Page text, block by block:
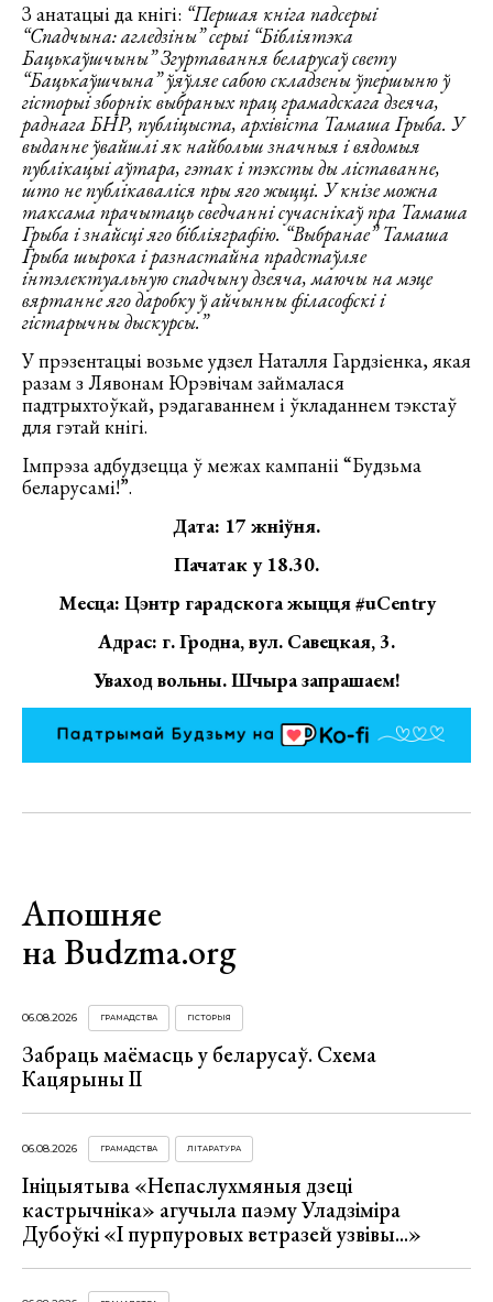
З анатацыі да кнігі: “Першая кніга падсерыі
“Спадчына: агледзіны” серыі “Бібліятэка
Бацькаўшчыны” Згуртавання беларусаў свету
“Бацькаўшчына” ўяўляе сабою складзены ўпершыню ў
гісторыі зборнік выбраных прац грамадскага дзеяча,
раднага БНР, публіцыста, архівіста Тамаша Грыба. У
выданне ўвайшлі як найбольш значныя і вядомыя
публікацыі аўтара, гэтак і тэксты ды ліставанне,
што не публікаваліся пры яго жыцці. У кнізе можна
таксама прачытаць сведчанні сучаснікаў пра Тамаша
Грыба і знайсці яго бібліяграфію. “Выбранае” Тамаша
Грыба шырока і разнастайна прадстаўляе
інтэлектуальную спадчыну дзеяча, маючы на мэце
вяртанне яго даробку ў айчынны філасофскі і
гістарычны дыскурсы.”
У прэзентацыі возьме удзел Наталля Гардзіенка, якая
разам з Лявонам Юрэвічам займалася
падтрыхтоўкай, рэдагаваннем і ўкладаннем тэкстаў
для гэтай кнігі.
Імпрэза адбудзецца ў межах кампаніі “Будзьма
беларусамі!”.
Дата: 17 жніўня.
Пачатак у 18.30.
Месца: Цэнтр гарадскога жыцця #uCentry
Адрас: г. Гродна, вул. Савецкая, 3.
Уваход вольны. Шчыра запрашаем!
Апошняе
на Budzma.org
06.08.2026 ГРАМАДСТВА ГІСТОРЫЯ
Забраць маёмасць у беларусаў. Схема
Кацярыны ІІ
06.08.2026 ГРАМАДСТВА ЛІТАРАТУРА
Ініцыятыва «Непаслухмяныя дзеці
кастрычніка» агучыла паэму Уладзіміра
Дубоўкі «І пурпуровых ветразей узвівы...»